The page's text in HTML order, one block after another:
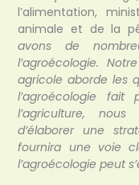
l’alimentation,
animale et de la
avons de
l’agroécologie.
agricole aborde les
l’agroécologie
l’agriculture,
d’élaborer une
fournira une voie
l’agroécologie peut